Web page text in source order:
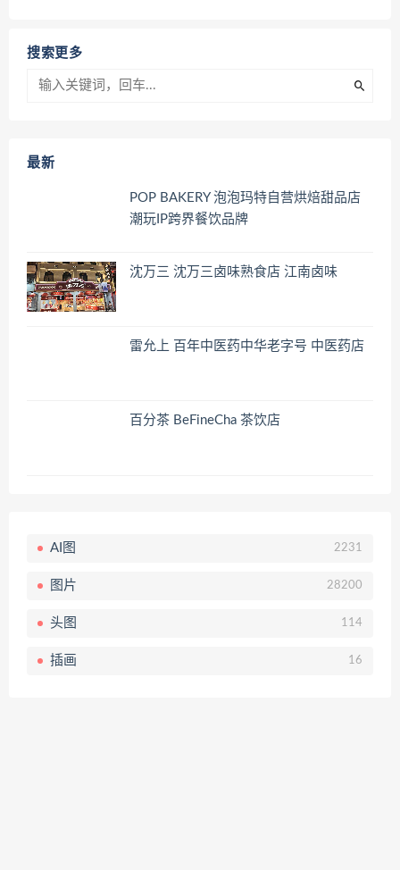
搜索更多
最新
POP BAKERY 泡泡玛特自营烘焙甜品店
潮玩IP跨界餐饮品牌
沈万三 沈万三卤味熟食店 江南卤味
雷允上 百年中医药中华老字号 中医药店
百分茶 BeFineCha 茶饮店
AI图 2231
图片 28200
头图 114
插画 16